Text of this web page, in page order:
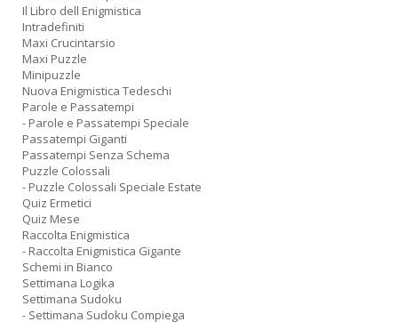
Il Libro dell Enigmistica
Intradefiniti
Maxi Crucintarsio
Maxi Puzzle
Minipuzzle
Nuova Enigmistica Tedeschi
Parole e Passatempi
- Parole e Passatempi Speciale
Passatempi Giganti
Passatempi Senza Schema
Puzzle Colossali
- Puzzle Colossali Speciale Estate
Quiz Ermetici
Quiz Mese
Raccolta Enigmistica
- Raccolta Enigmistica Gigante
Schemi in Bianco
Settimana Logika
Settimana Sudoku
- Settimana Sudoku Compiega